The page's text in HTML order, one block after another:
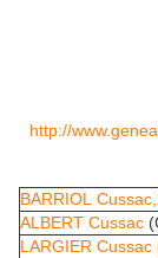
http://
BARRIOL
ALBERT Cussac
LARGIER